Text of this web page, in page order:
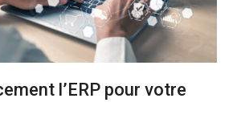
l’ERP pour votre